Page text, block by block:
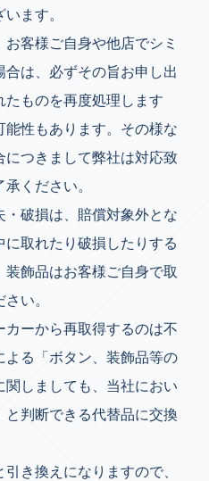
ます。
客様ご自身や他店でシミ
は、必ずその旨お申し出
たものを再度処理します
能性もあります。その様な
つきまして弊社は対応致
ください。
破損は、賠償対象外とな
に取れたり破損したりする
飾品はお客様ご自身で取
い。
ーから再取得するのは不
る「ボタン、装飾品等の
しましても、当社におい
判断できる代替品に交換
き換えになりますので、